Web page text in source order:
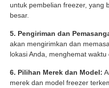
untuk pembelian freezer, yang
besar.
5. Pengiriman dan
akan mengirimkan dan
lokasi Anda, menghemat waktu
6. Pilihan Merek dan Model:
merek dan model freezer